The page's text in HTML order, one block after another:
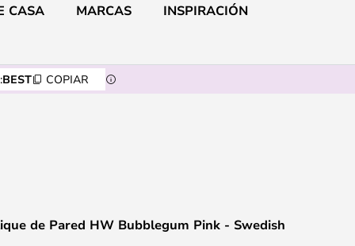
CASA MARCAS INSPIRACIÓN
BEST COPIAR
de Pared HW Bubblegum Pink - Swedish